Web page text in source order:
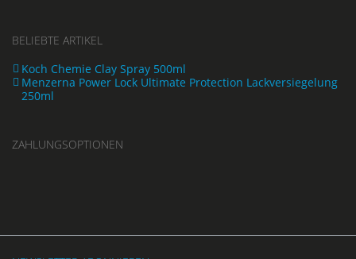
BELIEBTE ARTIKEL
Koch Chemie Clay Spray 500ml
Menzerna Power Lock Ultimate Protection Lackversiegelung
250ml
ZAHLUNGSOPTIONEN